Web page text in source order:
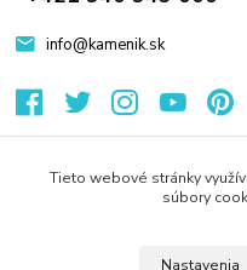
info@kamenik.sk
Tieto webové stránky
súbory
Nastavenia